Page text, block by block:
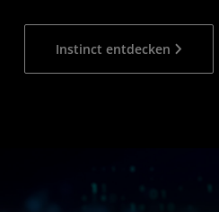
Instinct entdecken